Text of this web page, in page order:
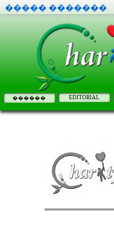
����� �������
������ EDITORIAL